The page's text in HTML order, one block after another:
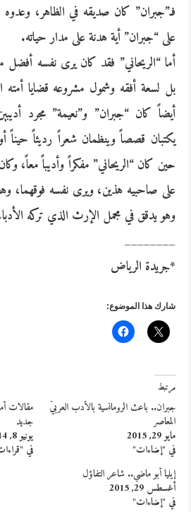
فـ”جبران” كان صديقه في الظاهر،
على “جبران” أية هدنة على مدار حياته.
أما “الريحاني” فقد كان يرى نفسه أفضل
بل لسعة أفقه وشمول مشروعه قضايا أمته
أيضاً كان “جبران” و”نعيمة” مجرد
يكتبان قصصاً وينظمان شعراً رديئاً
حين كان “الريحاني” مفكراً وأديباً معاً،
على صاحبيه هذين، ويرى نفسه فوقهما،
وهو يدقق في مجمل الإرث الذي تركه الأدباء
________
*جريدة الرياض
شارك هذا الموضوع:
مرتبط
جبران.. باعث الرومانسية بالأدب العربيّ
المعاصر
مايو 29, 2015
في "إضاءات"
مقالات
جديد
يونيو 8, 2014
في
إيليا أبو ماضي.. شاعر التفاؤل
أغسطس 29, 2015
في "إضاءات"